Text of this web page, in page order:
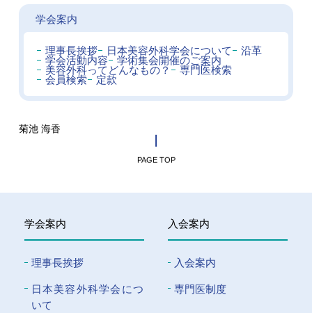
学会案内
理事長挨拶 日本美容外科学会について
沿革
学会活動内容
学術集会開催のご案内
美容外科ってどんなもの？
専門医検索
会員検索
定款
菊池 海香
PAGE TOP
学会案内
理事長挨拶
⽇本美容外科学会につ
いて
入会案内
入会案内
専門医制度